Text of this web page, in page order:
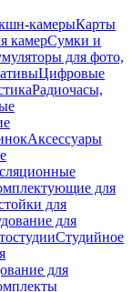
камерыКарты
камерСумки и
для фото,
Цифровые
Радиочасы,
Аксессуары
для
для
для
Студийное
для